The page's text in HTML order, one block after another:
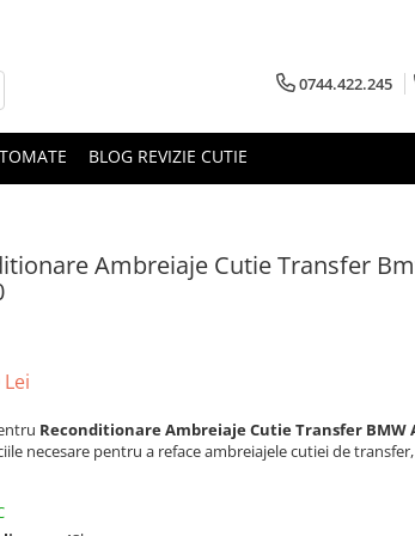
0744.422.245
BLOG REVIZIE CUTIE
Ambreiaje Cutie Transfer
Reconditionare Ambreiaje Cutie Transfer BMW
necesare pentru a reface ambreiajele cutiei de